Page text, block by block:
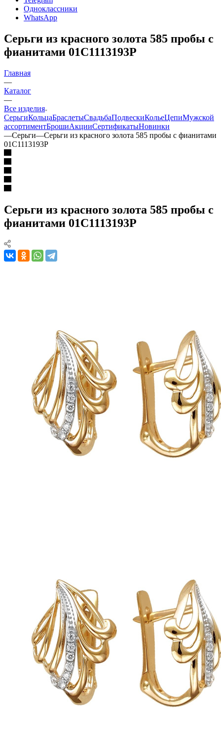
Одноклассники
WhatsApp
Серьги из красного золота 585 пробы с
фианитами 01С1113193Р
Главная
—
Каталог
—
Все изделия
СерьгиКольцаБраслетыСвадьбаПодвескиКольеЦепиМужской
ассортиментБрошиАкцииСертификатыНовинки
—Серьги—Серьги из красного золота 585 пробы с фианитами
01С1113193Р
Серьги из красного золота 585 пробы с
фианитами 01С1113193Р